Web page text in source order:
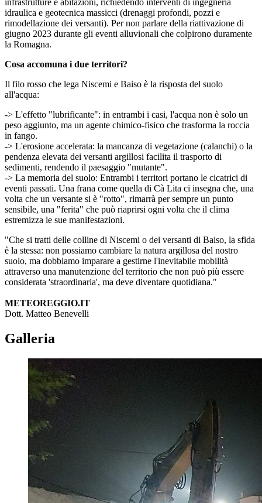
idraulica e geotecnica massicci (drenaggi profondi, pozzi e
rimodellazione dei versanti). Per non parlare della riattivazione di
giugno 2023 durante gli eventi alluvionali che colpirono duramente
la Romagna.
Cosa accomuna i due territori?
Il filo rosso che lega Niscemi e Baiso è la risposta del suolo
all'acqua:
-> L'effetto "lubrificante": in entrambi i casi, l'acqua non è solo un
peso aggiunto, ma un agente chimico-fisico che trasforma la roccia
in fango.
-> L'erosione accelerata: la mancanza di vegetazione (calanchi) o la
pendenza elevata dei versanti argillosi facilita il trasporto di
sedimenti, rendendo il paesaggio "mutante".
-> La memoria del suolo: Entrambi i territori portano le cicatrici di
eventi passati. Una frana come quella di Cà Lita ci insegna che, una
volta che un versante si è "rotto", rimarrà per sempre un punto
sensibile, una "ferita" che può riaprirsi ogni volta che il clima
estremizza le sue manifestazioni.
"Che si tratti delle colline di Niscemi o dei versanti di Baiso, la sfida
è la stessa: non possiamo cambiare la natura argillosa del nostro
suolo, ma dobbiamo imparare a gestirne l'inevitabile mobilità
attraverso una manutenzione del territorio che non può più essere
considerata 'straordinaria', ma deve diventare quotidiana."
METEOREGGIO.IT
Dott. Matteo Benevelli
Galleria